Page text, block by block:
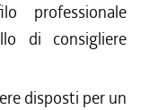
professionale
di consigliere
disposti per un